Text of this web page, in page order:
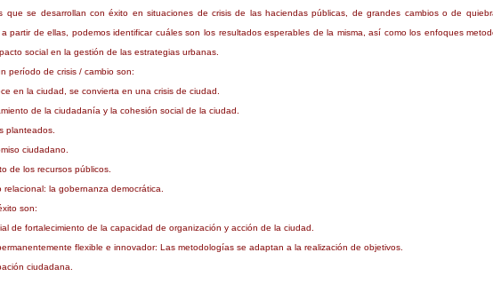
se desarrollan con éxito en situaciones de crisis de las haciendas públicas, de grandes cambios o de
partir de ellas, podemos identificar cuáles son los resultados esperables de la misma, así como los enfoques
social en la gestión de las estrategias urbanas.
período de crisis / cambio son:
en la ciudad, se convierta en una crisis de ciudad.
de la ciudadanía y la cohesión social de la ciudad.
planteados.
ciudadano.
de los recursos públicos.
la gobernanza democrática.
son:
de fortalecimiento de la capacidad de organización y acción de la ciudad.
flexible e innovador: Las metodologías se adaptan a la realización de objetivos.
ciudadana.